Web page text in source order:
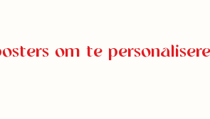
om te